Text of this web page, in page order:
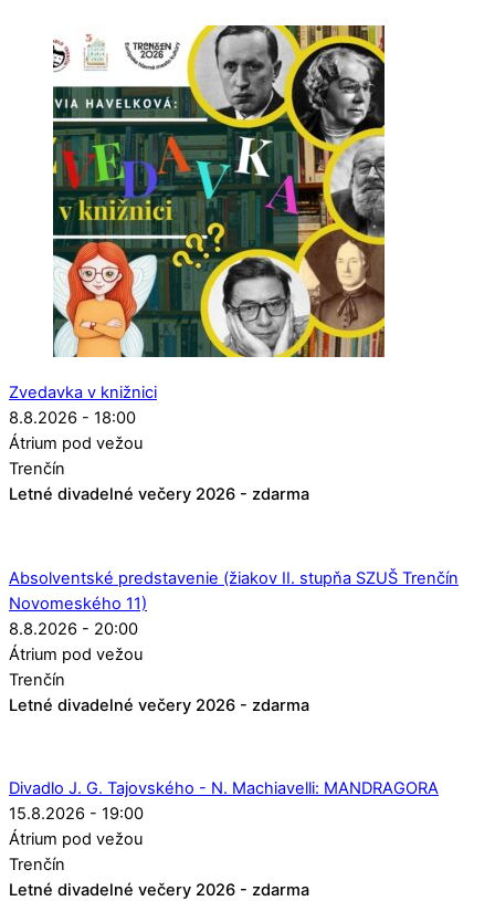
Zvedavka v knižnici
8.8.2026 - 18:00
Átrium pod vežou
Trenčín
Letné divadelné večery 2026 - zdarma
Absolventské predstavenie (žiakov II. stupňa SZUŠ Trenčín
Novomeského 11)
8.8.2026 - 20:00
Átrium pod vežou
Trenčín
Letné divadelné večery 2026 - zdarma
Divadlo J. G. Tajovského - N. Machiavelli: MANDRAGORA
15.8.2026 - 19:00
Átrium pod vežou
Trenčín
Letné divadelné večery 2026 - zdarma